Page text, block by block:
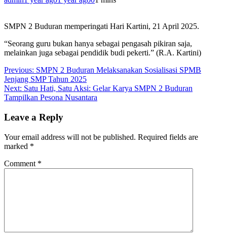
SMPN 2 Buduran memperingati Hari Kartini, 21 April 2025.
“Seorang guru bukan hanya sebagai pengasah pikiran saja,
melainkan juga sebagai pendidik budi pekerti.” (R.A. Kartini)
Post
navigation
Previous: SMPN 2 Buduran Melaksanakan Sosialisasi SPMB
Jenjang SMP Tahun 2025
Next: Satu Hati, Satu Aksi: Gelar Karya SMPN 2 Buduran
Tampilkan Pesona Nusantara
Leave a Reply
Your email address will not be published. Required fields are
marked *
Comment *